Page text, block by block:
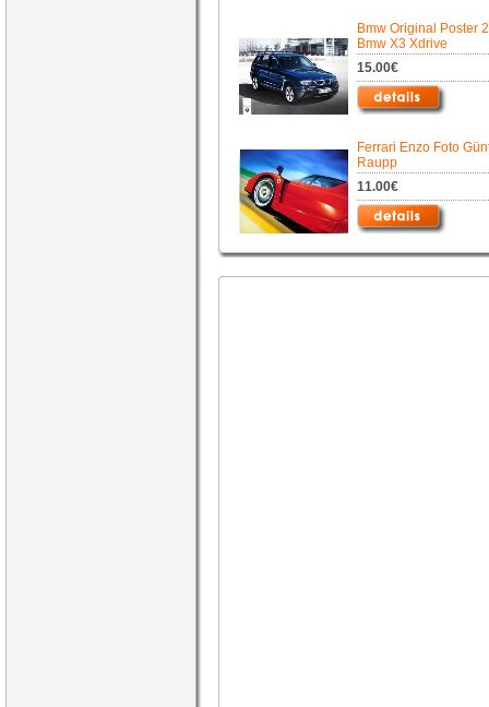
Bmw Original Poster
Bmw X3 Xdrive
15.00€
Ferrari Enzo Foto
Raupp
11.00€